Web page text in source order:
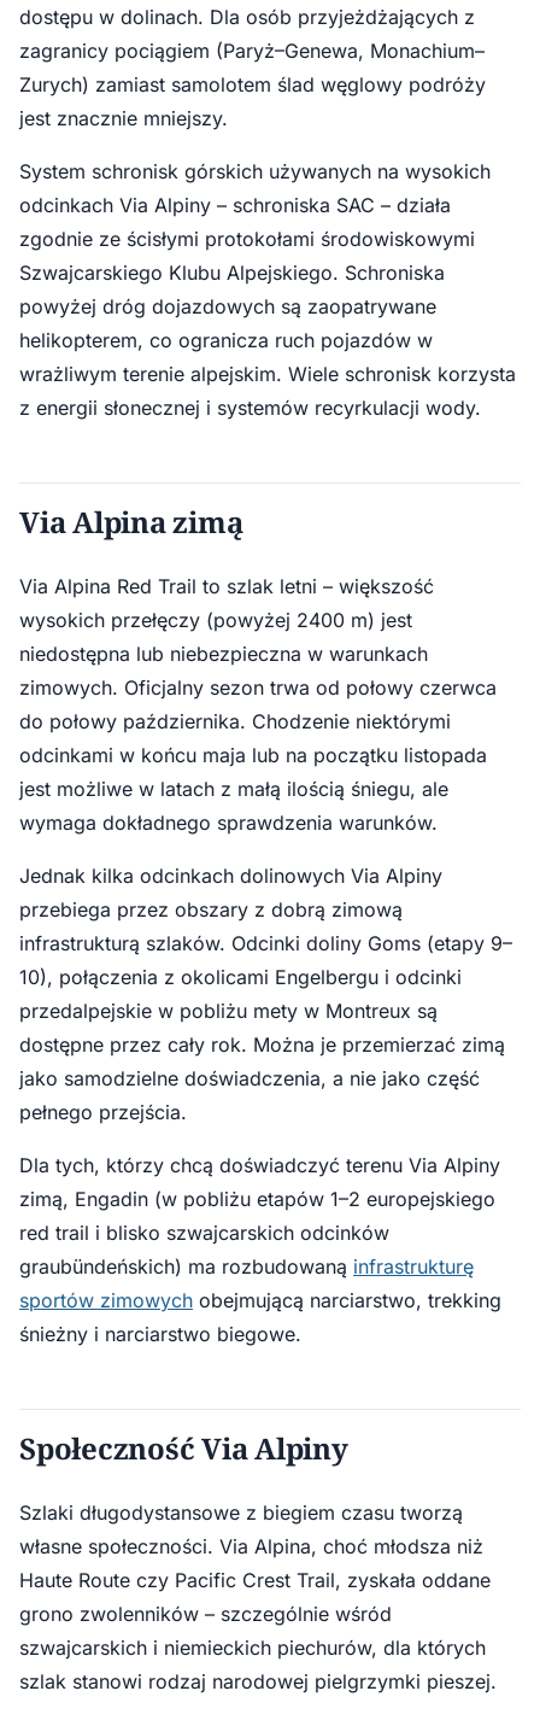
dostępu w dolinach. Dla osób przyjeżdżających z
zagranicy pociągiem (Paryż–Genewa, Monachium–
Zurych) zamiast samolotem ślad węglowy podróży
jest znacznie mniejszy.
System schronisk górskich używanych na wysokich
odcinkach Via Alpiny – schroniska SAC – działa
zgodnie ze ścisłymi protokołami środowiskowymi
Szwajcarskiego Klubu Alpejskiego. Schroniska
powyżej dróg dojazdowych są zaopatrywane
helikopterem, co ogranicza ruch pojazdów w
wrażliwym terenie alpejskim. Wiele schronisk korzysta
z energii słonecznej i systemów recyrkulacji wody.
Via Alpina zimą
Via Alpina Red Trail to szlak letni – większość
wysokich przełęczy (powyżej 2400 m) jest
niedostępna lub niebezpieczna w warunkach
zimowych. Oficjalny sezon trwa od połowy czerwca
do połowy października. Chodzenie niektórymi
odcinkami w końcu maja lub na początku listopada
jest możliwe w latach z małą ilością śniegu, ale
wymaga dokładnego sprawdzenia warunków.
Jednak kilka odcinkach dolinowych Via Alpiny
przebiega przez obszary z dobrą zimową
infrastrukturą szlaków. Odcinki doliny Goms (etapy 9–
10), połączenia z okolicami Engelbergu i odcinki
przedalpejskie w pobliżu mety w Montreux są
dostępne przez cały rok. Można je przemierzać zimą
jako samodzielne doświadczenia, a nie jako część
pełnego przejścia.
Dla tych, którzy chcą doświadczyć terenu Via Alpiny
zimą, Engadin (w pobliżu etapów 1–2 europejskiego
red trail i blisko szwajcarskich odcinków
graubündeńskich) ma rozbudowaną infrastrukturę
sportów zimowych obejmującą narciarstwo, trekking
śnieżny i narciarstwo biegowe.
Społeczność Via Alpiny
Szlaki długodystansowe z biegiem czasu tworzą
własne społeczności. Via Alpina, choć młodsza niż
Haute Route czy Pacific Crest Trail, zyskała oddane
grono zwolenników – szczególnie wśród
szwajcarskich i niemieckich piechurów, dla których
szlak stanowi rodzaj narodowej pielgrzymki pieszej.